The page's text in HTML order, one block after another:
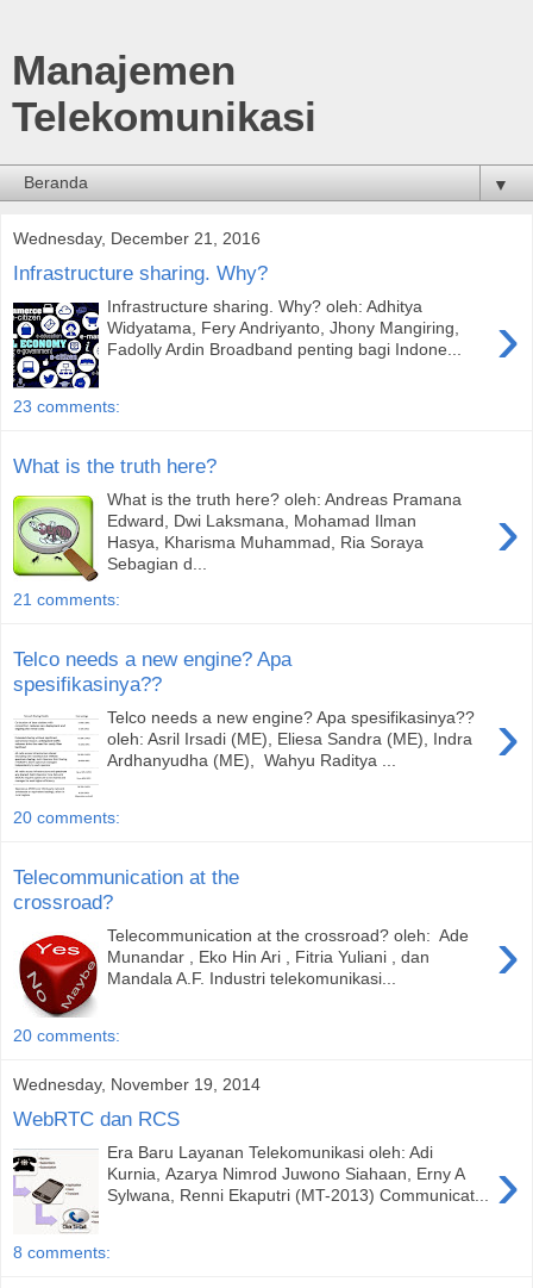
Manajemen
Telekomunikasi
▼
Wednesday, December 21, 2016
Infrastructure sharing. Why?
›
Infrastructure sharing. Why? oleh: Adhitya
Widyatama, Fery Andriyanto, Jhony Mangiring,
Fadolly Ardin Broadband penting bagi Indone...
23 comments:
What is the truth here?
›
What is the truth here? oleh: Andreas Pramana
Edward, Dwi Laksmana, Mohamad Ilman
Hasya, Kharisma Muhammad, Ria Soraya
Sebagian d...
21 comments:
Telco needs a new engine? Apa
spesifikasinya??
›
Telco needs a new engine? Apa spesifikasinya??
oleh: Asril Irsadi (ME), Eliesa Sandra (ME), Indra
Ardhanyudha (ME), Wahyu Raditya ...
20 comments:
Telecommunication at the
crossroad?
›
Telecommunication at the crossroad? oleh: Ade
Munandar , Eko Hin Ari , Fitria Yuliani , dan
Mandala A.F. Industri telekomunikasi...
20 comments:
Wednesday, November 19, 2014
WebRTC dan RCS
›
Era Baru Layanan Telekomunikasi oleh: Adi
Kurnia, Azarya Nimrod Juwono Siahaan, Erny A
Sylwana, Renni Ekaputri (MT-2013) Communicat...
8 comments: